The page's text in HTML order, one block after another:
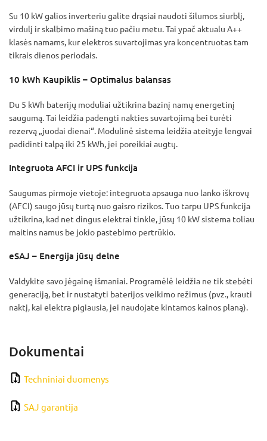
Su 10 kW galios inverteriu galite drąsiai naudoti šilumos siurblį,
virdulį ir skalbimo mašiną tuo pačiu metu. Tai ypač aktualu A++
klasės namams, kur elektros suvartojimas yra koncentruotas tam
tikrais dienos periodais.
10 kWh Kaupiklis – Optimalus balansas
Du 5 kWh baterijų moduliai užtikrina bazinį namų energetinį
saugumą. Tai leidžia padengti nakties suvartojimą bei turėti
rezervą „juodai dienai“. Modulinė sistema leidžia ateityje lengvai
padidinti talpą iki 25 kWh, jei poreikiai augtų.
Integruota AFCI ir UPS funkcija
Saugumas pirmoje vietoje: integruota apsauga nuo lanko iškrovų
(AFCI) saugo jūsų turtą nuo gaisro rizikos. Tuo tarpu UPS funkcija
užtikrina, kad net dingus elektrai tinkle, jūsų 10 kW sistema toliau
maitins namus be jokio pastebimo pertrūkio.
eSAJ – Energija jūsų delne
Valdykite savo jėgainę išmaniai. Programėlė leidžia ne tik stebėti
generaciją, bet ir nustatyti baterijos veikimo režimus (pvz., krauti
naktį, kai elektra pigiausia, jei naudojate kintamos kainos planą).
Dokumentai
Techniniai duomenys
SAJ garantija